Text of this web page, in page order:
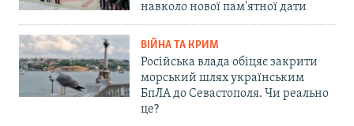
навколо нової пам'ятної дати
ВІЙНА ТА КРИМ
Російська влада обіцяє закрити
морський шлях українським
БпЛА до Севастополя. Чи реально
це?